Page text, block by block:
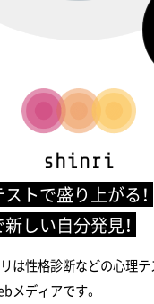
トで盛り上がる！
しい自分発見！
は性格診断などの心理
メディアです。